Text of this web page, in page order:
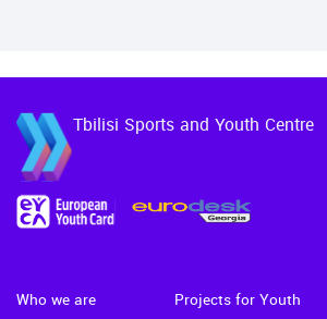
Tbilisi Sports and Youth Centre
Who we are Projects for Youth